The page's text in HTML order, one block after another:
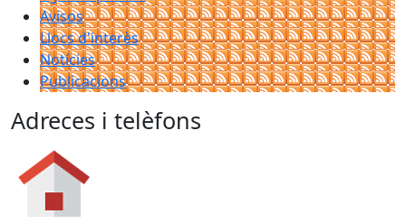
Avisos
Llocs d'interès
Notícies
Publicacions
Adreces i telèfons